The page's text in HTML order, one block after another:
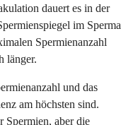
dauert es in der
im Sperma
Spermienanzahl
länger.
und das
am höchsten sind.
Spermien, aber die